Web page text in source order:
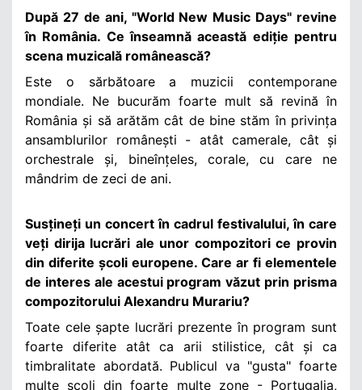
După 27 de ani, "World New Music Days" revine
în România. Ce înseamnă această ediție pentru
scena muzicală românească?
Este o sărbătoare a muzicii contemporane
mondiale. Ne bucurăm foarte mult să revină în
România și să arătăm cât de bine stăm în privința
ansamblurilor românești - atât camerale, cât și
orchestrale și, bineînțeles, corale, cu care ne
mândrim de zeci de ani.
Susțineți un concert în cadrul festivalului, în care
veți dirija lucrări ale unor compozitori ce provin
din diferite școli europene. Care ar fi elementele
de interes ale acestui program văzut prin prisma
compozitorului Alexandru Murariu?
Toate cele șapte lucrări prezente în program sunt
foarte diferite atât ca arii stilistice, cât și ca
timbralitate abordată. Publicul va "gusta" foarte
multe școli din foarte multe zone - Portugalia,